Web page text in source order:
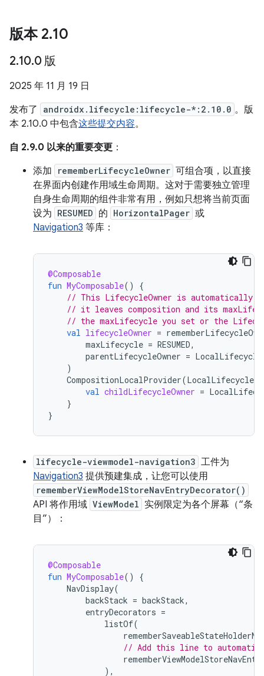
版本 2.10
2.10.0 版
2025 年 11 月 19 日
发布了
androidx.lifecycle:lifecycle-*:2.10.0 。版
本 2.10.0 中包含这些提交内容。
自 2.9.0 以来的重要变更 ：
添加
rememberLifecycleOwner 可组合项，以直接
在界面内创建作用域生命周期。这对于需要独立管理
自身生命周期的组件非常有用，例如只想将当前页面
设为 RESUMED 的 HorizontalPager 或
Navigation3 等库：
@Composable
fun MyComposable()
{
// This LifecycleOwner is automatically
// it leaves composition and its
// the maxLifecycle you set or the
val lifecycleOwner =
maxLifecycle = RESUMED,
parentLifecycleOwner =
)
CompositionLocalProvider(
val childLifecycleOwner =
}
}
lifecycle-viewmodel-navigation3 工件为
Navigation3 提供预建集成，让您可以使用
rememberViewModelStoreNavEntryDecorator()
API 将作用域 ViewModel 实例限定为各个屏幕（“条
目”）：
@Composable
fun MyComposable()
{
NavDisplay(
backStack = backStack,
entryDecorators =
listOf(
// Add this line to
),